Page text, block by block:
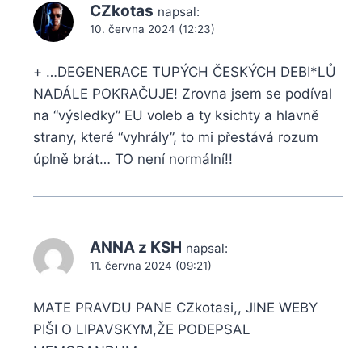
CZkotas napsal:
10. června 2024 (12:23)
+ …DEGENERACE TUPÝCH ČESKÝCH DEBI*LŮ
NADÁLE POKRAČUJE! Zrovna jsem se podíval
na “výsledky” EU voleb a ty ksichty a hlavně
strany, které “vyhrály”, to mi přestává rozum
úplně brát… TO není normální!!
ANNA z KSH napsal:
11. června 2024 (09:21)
MATE PRAVDU PANE CZkotasi,, JINE WEBY
PIŠI O LIPAVSKYM,ŽE PODEPSAL